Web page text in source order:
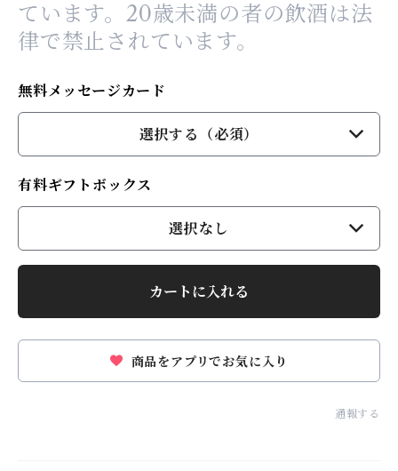
ています。20歳未満の者の飲酒は法
律で禁止されています。
無料メッセージカード
選択する（必須）
有料ギフトボックス
選択なし
カートに入れる
商品をアプリでお気に入り
通報する